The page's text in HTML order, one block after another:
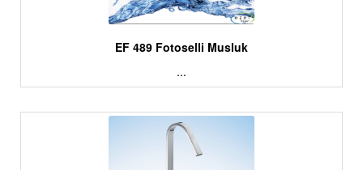
EF 489 Fotoselli Musluk
...